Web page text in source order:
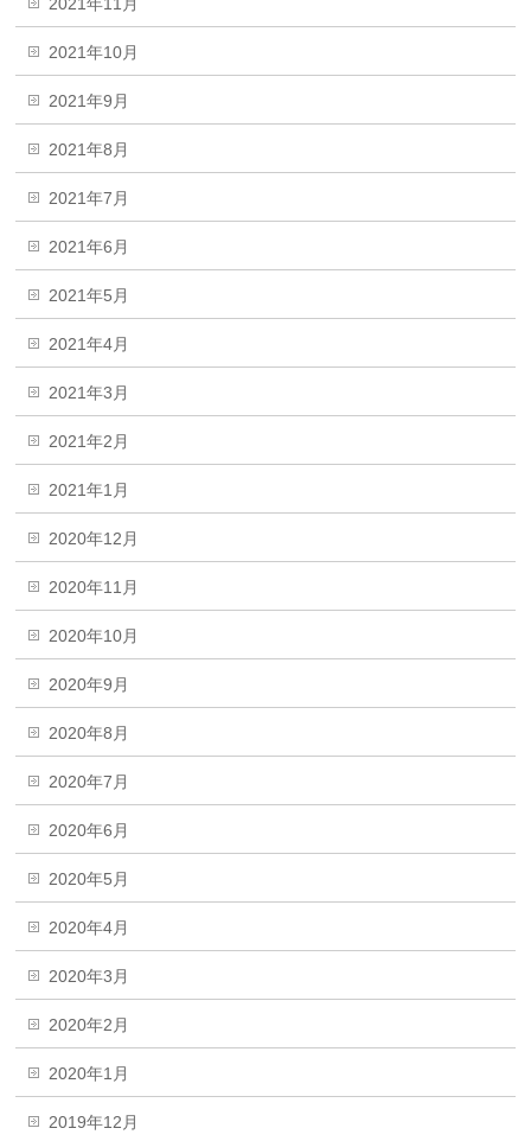
2021年10月
2021年9月
2021年8月
2021年7月
2021年6月
2021年5月
2021年4月
2021年3月
2021年2月
2021年1月
2020年12月
2020年11月
2020年10月
2020年9月
2020年8月
2020年7月
2020年6月
2020年5月
2020年4月
2020年3月
2020年2月
2020年1月
2019年12月